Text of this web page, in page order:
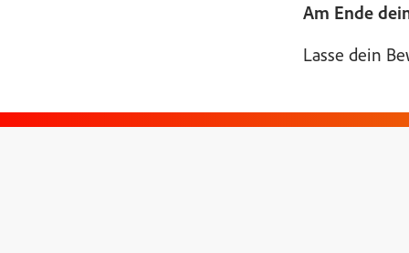
Am Ende
Lasse dein